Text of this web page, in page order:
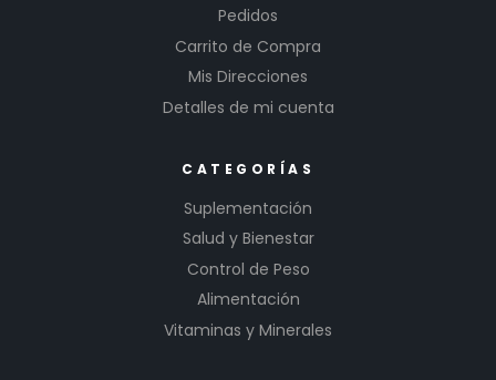
Pedidos
Carrito de Compra
Mis Direcciones
Detalles de mi cuenta
CATEGORÍAS
Suplementación
Salud y Bienestar
Control de Peso
Alimentación
Vitaminas y Minerales